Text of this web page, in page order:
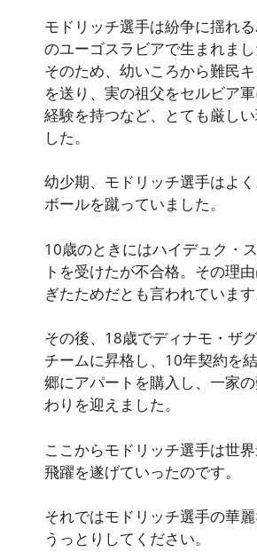
モドリッチ選手は紛争に揺れ
のユーゴスラビアで生まれまし
そのため、幼いころから難民
を送り、実の祖父をセルビア
経験を持つなど、とても厳し
した。
幼少期、モドリッチ選手はよ
ボールを蹴っていました。
10歳のときにはハイデュク・
トを受けたが不合格。その理
ぎたためだとも言われています
その後、18歳でディナモ・ザ
チームに昇格し、10年契約を
郷にアパートを購入し、一家
わりを迎えました。
ここからモドリッチ選手は世
飛躍を遂げていったのです。
それではモドリッチ選手の華
うっとりしてください。